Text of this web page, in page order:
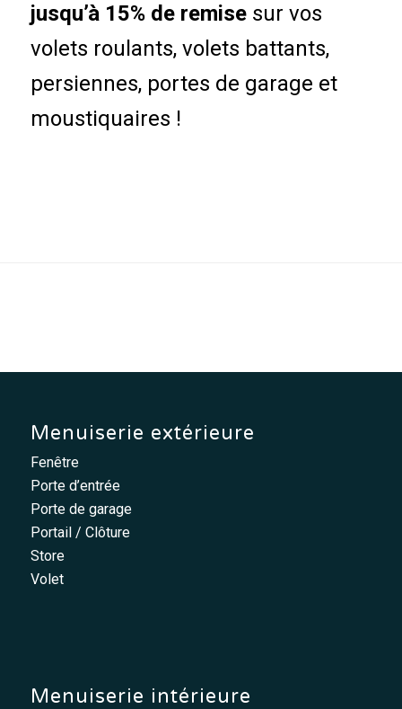
jusqu’à 15% de remisesur vos
volets roulants, volets battants,
persiennes, portes de garage et
moustiquaires !
Menuiserie extérieure
Fenêtre
Porte d’entrée
Porte de garage
Portail / Clôture
Store
Volet
Menuiserie intérieure